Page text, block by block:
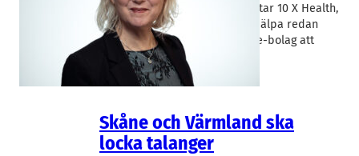
Smile och Medicon Village startar 10 X Health,
ett program vars syfte är att hjälpa redan
etablerade, mindre life science-bolag att
accelerera tillväxten.
Skåne och Värmland ska
locka talanger